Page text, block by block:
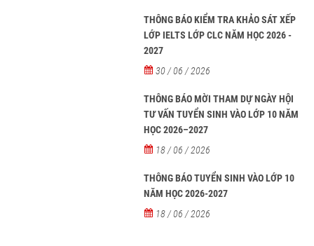
THÔNG BÁO KIỂM TRA KHẢO SÁT XẾP
LỚP IELTS LỚP CLC NĂM HỌC 2026 -
2027
30 / 06 / 2026
THÔNG BÁO MỜI THAM DỰ NGÀY HỘI
TƯ VẤN TUYỂN SINH VÀO LỚP 10 NĂM
HỌC 2026–2027
18 / 06 / 2026
THÔNG BÁO TUYỂN SINH VÀO LỚP 10
NĂM HỌC 2026-2027
18 / 06 / 2026